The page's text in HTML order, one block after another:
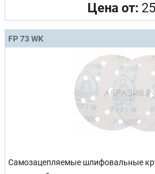
Цена от:
FP 73 WK
Самозацепляемые шлифовальные